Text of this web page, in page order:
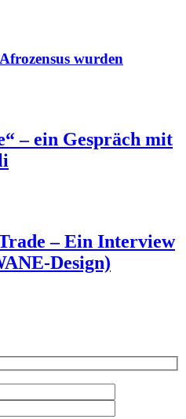
wurden
– ein Gespräch mit
– Ein Interview
Design)